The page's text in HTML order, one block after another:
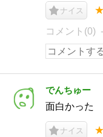
ナイス
コメント(0)
でんちゅー
面白かった
ナイス